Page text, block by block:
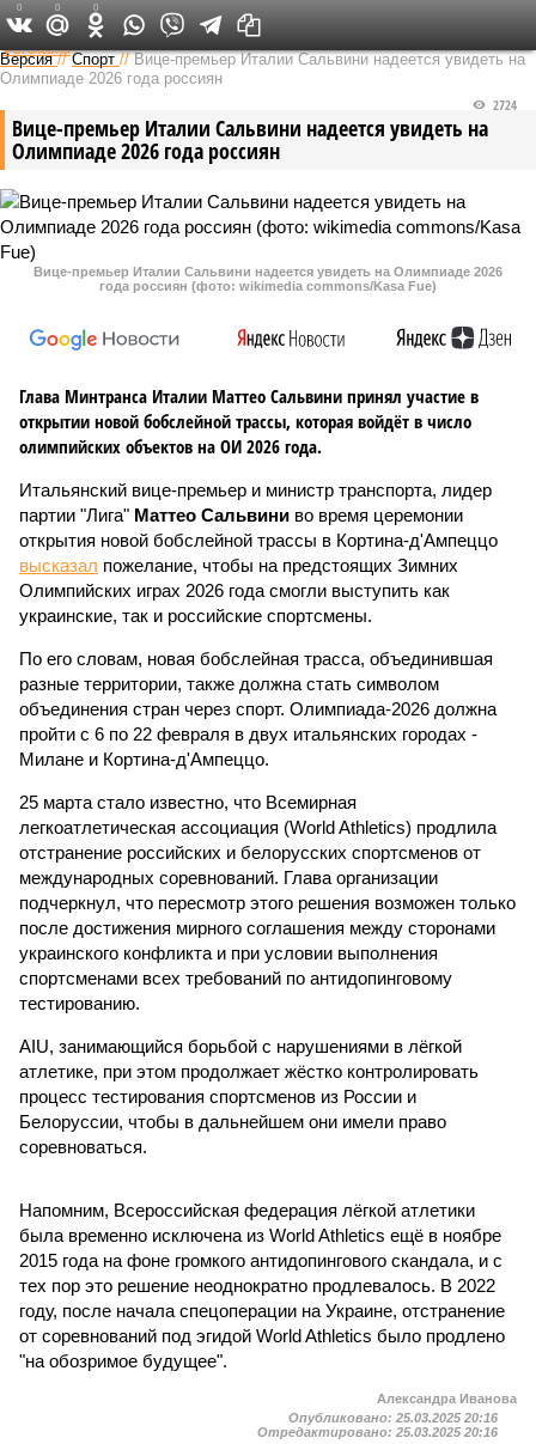
Федеральный выпуск
Версия //Спорт //Вице-премьер Италии Сальвини надеется увидеть на
Олимпиаде 2026 года россиян
Вице-премьер Италии Сальвини надеется увидеть на
Олимпиаде 2026 года россиян
2724
Вице-премьер Италии Сальвини надеется увидеть на Олимпиаде 2026
года россиян (фото: wikimedia commons/Kasa Fue)
Глава Минтранса Италии Маттео Сальвини принял участие в
открытии новой бобслейной трассы, которая войдёт в число
олимпийских объектов на ОИ 2026 года.
Итальянский вице-премьер и министр транспорта, лидер
партии "Лига" Маттео Сальвини во время церемонии
открытия новой бобслейной трассы в Кортина-д'Ампеццо
высказал пожелание, чтобы на предстоящих Зимних
Олимпийских играх 2026 года смогли выступить как
украинские, так и российские спортсмены.
По его словам, новая бобслейная трасса, объединившая
разные территории, также должна стать символом
объединения стран через спорт. Олимпиада-2026 должна
пройти с 6 по 22 февраля в двух итальянских городах -
Милане и Кортина-д'Ампеццо.
25 марта стало известно, что Всемирная
легкоатлетическая ассоциация (World Athletics) продлила
отстранение российских и белорусских спортсменов от
международных соревнований. Глава организации
подчеркнул, что пересмотр этого решения возможен только
после достижения мирного соглашения между сторонами
украинского конфликта и при условии выполнения
спортсменами всех требований по антидопинговому
тестированию.
AIU, занимающийся борьбой с нарушениями в лёгкой
атлетике, при этом продолжает жёстко контролировать
процесс тестирования спортсменов из России и
Белоруссии, чтобы в дальнейшем они имели право
соревноваться.
Напомним, Всероссийская федерация лёгкой атлетики
была временно исключена из World Athletics ещё в ноябре
2015 года на фоне громкого антидопингового скандала, и с
тех пор это решение неоднократно продлевалось. В 2022
году, после начала спецоперации на Украине, отстранение
от соревнований под эгидой World Athletics было продлено
"на обозримое будущее".
0 0 0
Александра Иванова
Опубликовано: 25.03.2025 20:16
Отредактировано: 25.03.2025 20:16